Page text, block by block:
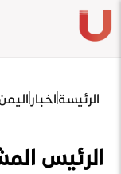
الرئيسةاخبار
الرئيس